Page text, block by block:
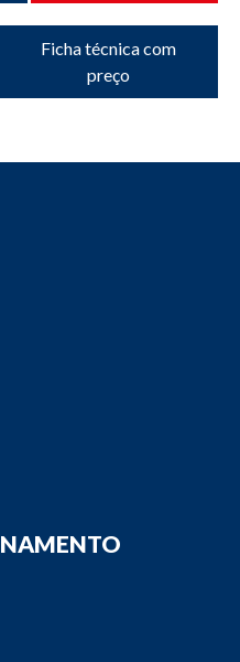
Ficha técnica com
preço